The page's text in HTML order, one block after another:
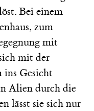
Bei einem
zum
mit
mit der
ins Gesicht
Alien durch die
lässt sie sich nur